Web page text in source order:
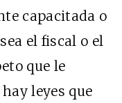
capacitada o
el fiscal o el
que le
leyes que